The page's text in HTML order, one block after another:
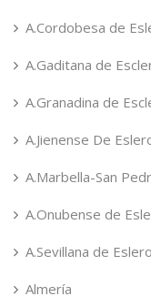
A.Cordobesa de
A.Gaditana de
A.Granadina de
A.Jienense De
A.Marbella-San
A.Onubense de
A.Sevillana de
Almería